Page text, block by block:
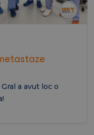
a avut loc o